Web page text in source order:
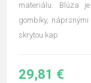
materiálu. Blúza
gombíky,
skrytou kap
29,81 €